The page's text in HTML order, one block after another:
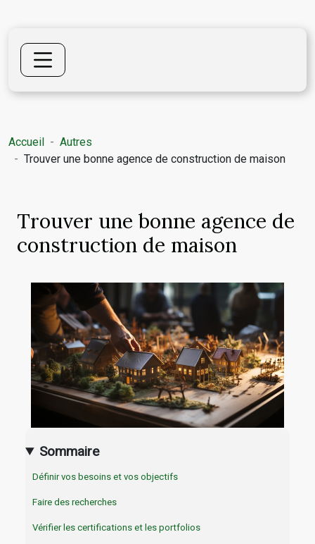
Accueil
Autres
Trouver une bonne agence de construction de maison
Trouver une bonne agence de
construction de maison
Sommaire
Définir vos besoins et vos objectifs
Faire des recherches
Vérifier les certifications et les portfolios